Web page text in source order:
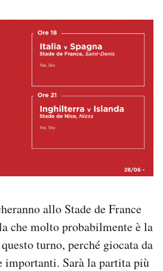
allo Stade de France
che molto probabilmente è la
turno, perché giocata da
importanti. Sarà la partita più